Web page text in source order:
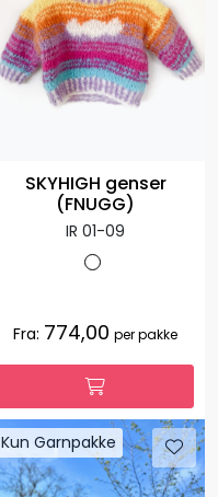
SKYHIGH genser
(FNUGG)
IR 01-09
Fra: 774,00 per pakke
Kun Garnpakke